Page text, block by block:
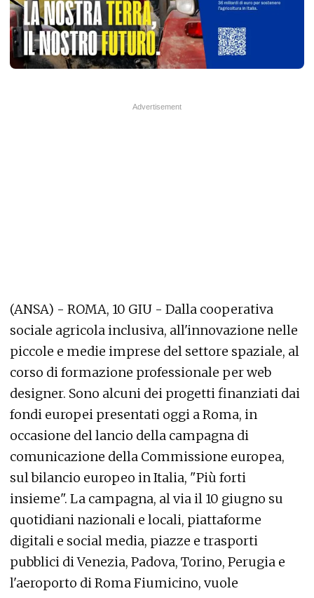
(ANSA) - ROMA, 10 GIU - Dalla cooperativa
sociale agricola inclusiva, all'innovazione nelle
piccole e medie imprese del settore spaziale, al
corso di formazione professionale per web
designer. Sono alcuni dei progetti finanziati dai
fondi europei presentati oggi a Roma, in
occasione del lancio della campagna di
comunicazione della Commissione europea,
sul bilancio europeo in Italia, "Più forti
insieme". La campagna, al via il 10 giugno su
quotidiani nazionali e locali, piattaforme
digitali e social media, piazze e trasporti
pubblici di Venezia, Padova, Torino, Perugia e
l'aeroporto di Roma Fiumicino, vuole